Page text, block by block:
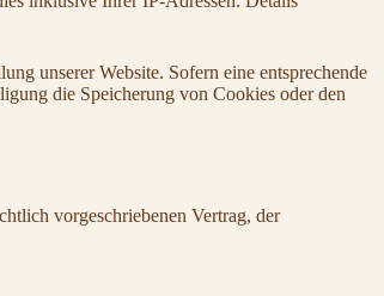
unserer Website. Sofern eine entsprechende
die Speicherung von Cookies oder den
vorgeschriebenen Vertrag, der